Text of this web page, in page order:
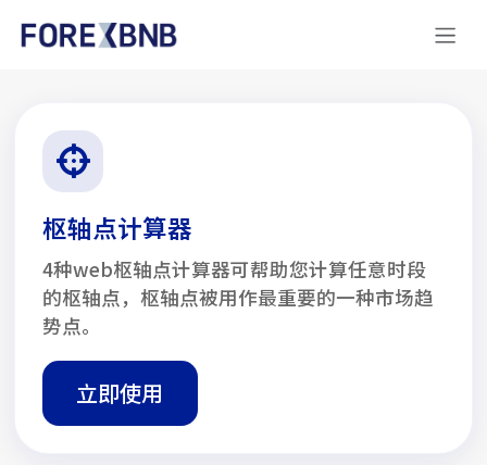
枢轴点计算器
4种web枢轴点计算器可帮助您计算任意时段
的枢轴点，枢轴点被用作最重要的一种市场趋
势点。
立即使用